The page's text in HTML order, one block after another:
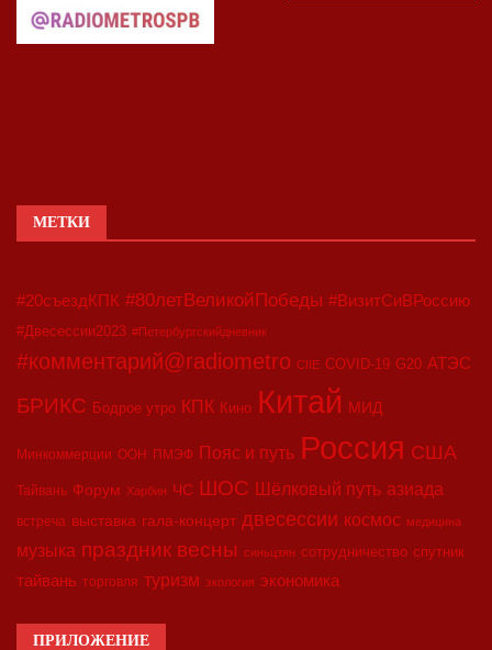
МЕТКИ
#20съездКПК #80летВеликойПобеды #ВизитСиВРоссию
#Двесессии2023 #Петербургскийдневник
#комментарий@radiometro CIIE COVID-19 G20 АТЭС
БРИКС Бодрое утро КПК Кино Китай МИД
Минкоммерции ООН ПМЭФ Пояс и путь Россия США
Тайвань Форум Харбин ЧС ШОС Шёлковый путь азиада
встреча выставка гала-концерт двесессии космос медицина
музыка праздник весны синьцзян сотрудничество спутник
тайвань торговля туризм экология экономика
ПРИЛОЖЕНИЕ